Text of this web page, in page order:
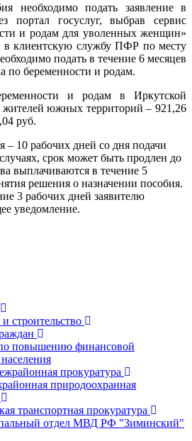
необходимо подать заявление в
портал госуслуг, выбрав сервис
и родам для уволенных женщин»
клиентскую службу ПФР по месту
подать в течение 6 месяцев
по беременности и родам.
и родам в Иркутской
жителей южных территорий – 921,26
руб.
– 10 рабочих дней со дня подачи
срок может быть продлен до
выплачиваются в течение 5
решения о назначении пособия.
3 рабочих дней заявителю
уведомление.
строительство
повышению финансовой
прокуратура
природоохранная
транспортная прокуратура
отдел МВД РФ "Зиминский"